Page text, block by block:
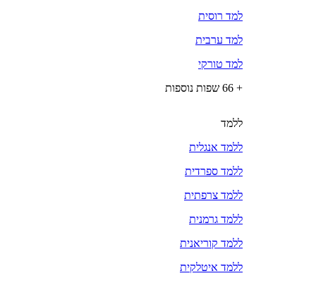
למד רוסית
למד ערבית
למד טורקי
+ 66 שפות נוספות
ללמד
ללמד אנגלית
ללמד ספרדית
ללמד צרפתית
ללמד גרמנית
ללמד קוריאנית
ללמד איטלקית